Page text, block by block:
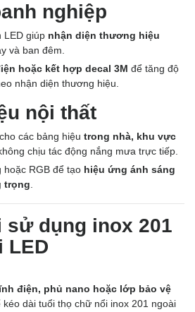
nghiệp
LED giúp nhận diện thương hiệu
và ban đêm.
hoặc kết hợp decal 3M để tăng độ
nhận diện thương hiệu.
nội thất
các bảng hiệu trong nhà, khu vực
chịu tác động nắng mưa trực tiếp.
hoặc RGB để tạo hiệu ứng ánh sáng
trọng
sử dụng inox 201
LED
điện, phủ nano hoặc lớp bảo vệ
kéo dài tuổi thọ chữ nổi inox 201 ngoài